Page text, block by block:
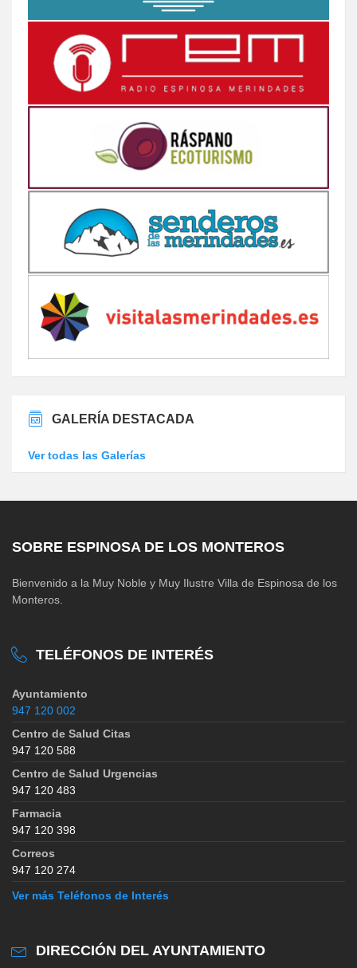
GALERÍA DESTACADA
Ver todas las Galerías
SOBRE ESPINOSA DE LOS MONTEROS
Bienvenido a la Muy Noble y Muy Ilustre Villa de Espinosa de los
Monteros.
TELÉFONOS DE INTERÉS
Ayuntamiento
947 120 002
Centro de Salud Citas
947 120 588
Centro de Salud Urgencias
947 120 483
Farmacia
947 120 398
Correos
947 120 274
Ver más Teléfonos de Interés
DIRECCIÓN DEL AYUNTAMIENTO